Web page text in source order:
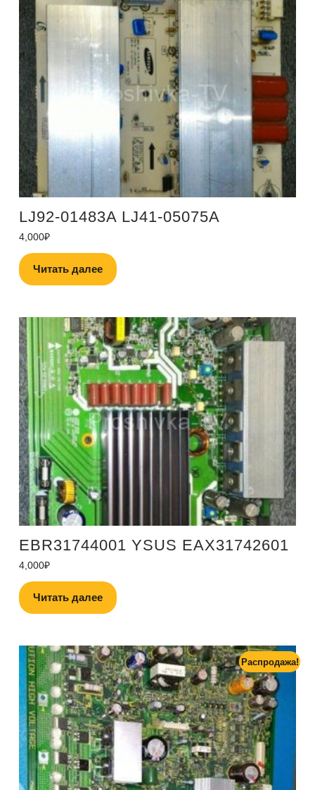
LJ92-01483A LJ41-05075A
4,000₽
Читать далее
EBR31744001 YSUS EAX31742601
4,000₽
Читать далее
Распродажа!